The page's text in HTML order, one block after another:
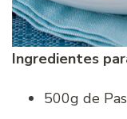
Ingredientes
500g de